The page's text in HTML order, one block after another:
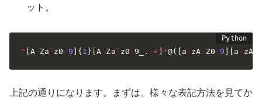
ット。
^ [A - Za - z0 - 9 ] {1 } [A - Za - z0 - 9_ . -+ ] *@( [ a - zA - Z0 -9 ] [ a - zA
上記の通りになります。まずは、様々な表記方法を見てか